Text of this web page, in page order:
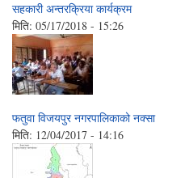
सहकारी अन्तरक्रिया कार्यक्रम
मिति: 05/17/2018 - 15:26
फतुवा विजयपुर नगरपालिकाको नक्सा
मिति: 12/04/2017 - 14:16